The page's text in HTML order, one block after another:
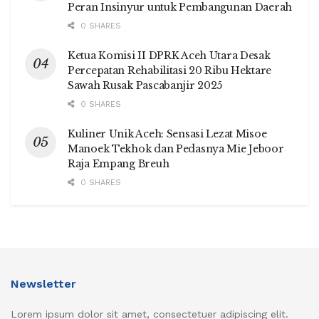
Peran Insinyur untuk Pembangunan Daerah
0 SHARES
Ketua Komisi II DPRK Aceh Utara Desak
Percepatan Rehabilitasi 20 Ribu Hektare
Sawah Rusak Pascabanjir 2025
0 SHARES
Kuliner Unik Aceh: Sensasi Lezat Misoe
Manoek Tekhok dan Pedasnya Mie Jeboor
Raja Empang Breuh
0 SHARES
Newsletter
Lorem ipsum dolor sit amet, consectetuer adipiscing elit.